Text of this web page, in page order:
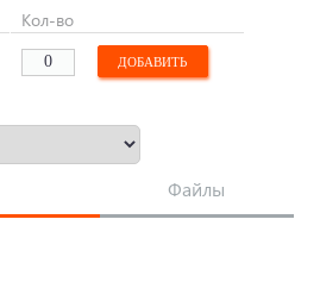
Кол-во
Файлы